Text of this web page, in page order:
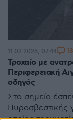
Τροχαίο με
Περιφερειακή
οδηγός
Στο σημείο
Πυροσβεστικής
οποίος
11.02.2026, 07:44 18